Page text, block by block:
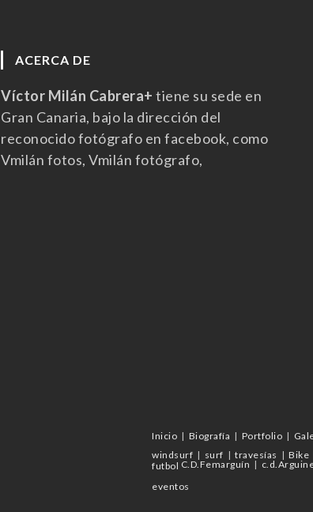
ACERCA DE
Víctor Milán Cabrera+ tiene su sede en
Gran Canaria, bajo la dirección del
reconocido fotógrafo en facebook, como
Vmilán fotos, Vmilán fotógrafo,
Inicio Biografía Portfolio
windsurf
surf travesías Bike
futbol C.D.Femarguín
eventos